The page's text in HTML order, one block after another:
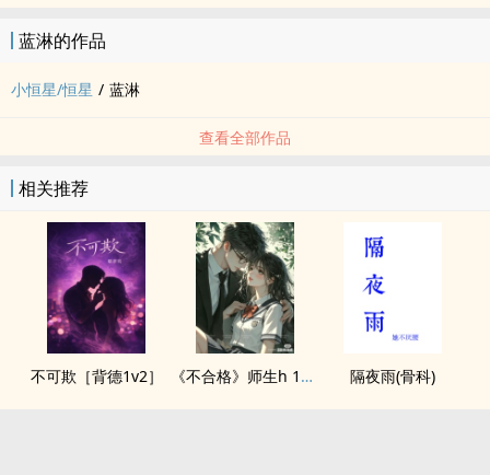
蓝淋的作品
小恒星/恒星 / 蓝淋
查看全部作品
相关推荐
不可欺［背德1v2］ 《不合格》师生h 1v1 He 隔夜雨(骨科)